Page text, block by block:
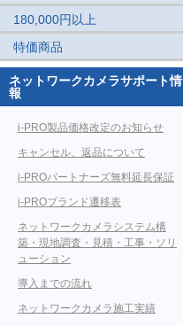
180,000円以上
特価商品
ネットワークカメラサポート情
報
i-PRO製品価格改定のお知らせ
キャンセル、返品について
i-PROパートナーズ無料延長保証
i-PROブランド遷移表
ネットワークカメラシステム構
築・現地調査・見積・工事・ソリ
ューション
導入までの流れ
ネットワークカメラ施工実績